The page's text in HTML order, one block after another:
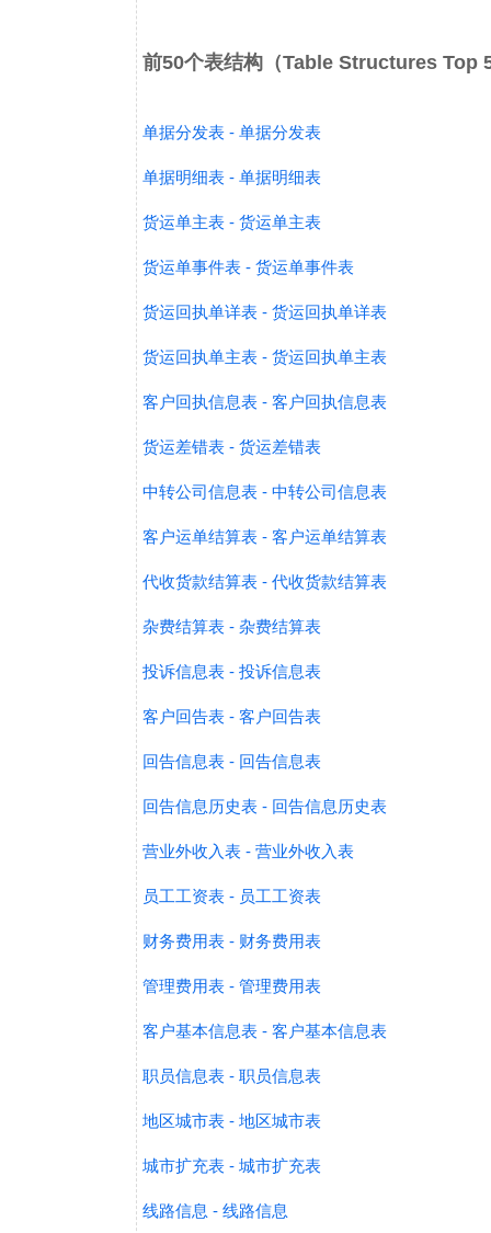
前50个表结构（Table Structures Top
单据分发表 - 单据分发表
单据明细表 - 单据明细表
货运单主表 - 货运单主表
货运单事件表 - 货运单事件表
货运回执单详表 - 货运回执单详表
货运回执单主表 - 货运回执单主表
客户回执信息表 - 客户回执信息表
货运差错表 - 货运差错表
中转公司信息表 - 中转公司信息表
客户运单结算表 - 客户运单结算表
代收货款结算表 - 代收货款结算表
杂费结算表 - 杂费结算表
投诉信息表 - 投诉信息表
客户回告表 - 客户回告表
回告信息表 - 回告信息表
回告信息历史表 - 回告信息历史表
营业外收入表 - 营业外收入表
员工工资表 - 员工工资表
财务费用表 - 财务费用表
管理费用表 - 管理费用表
客户基本信息表 - 客户基本信息表
职员信息表 - 职员信息表
地区城市表 - 地区城市表
城市扩充表 - 城市扩充表
线路信息 - 线路信息